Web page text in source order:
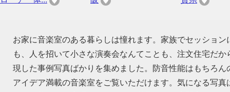
お家に音楽室のある暮らしは憧れます。家族でセッショ
も、人を招いて小さな演奏会なんてことも、注文住宅だ
現した事例写真ばかりを集めました。防音性能はもちろ
アイデア満載の音楽室をご覧いただけます。気になる写